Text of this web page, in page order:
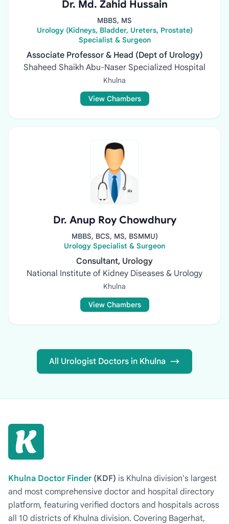
Dr. Md. Zahid Hussain
MBBS, MS
Urology (Kidneys, Bladder, Ureters, Prostate)
Specialist & Surgeon
Associate Professor & Head (Dept of Urology)
Shaheed Shaikh Abu-Naser Specialized Hospital
Khulna
View Chambers
Dr. Anup Roy Chowdhury
MBBS, BCS, MS, BSMMU)
Urology Specialist & Surgeon
Consultant, Urology
National Institute of Kidney Diseases & Urology
Khulna
View Chambers
All Urologist Doctors in Khulna
Khulna Doctor Finder (KDF) is Khulna division's largest
and most comprehensive doctor and hospital directory
platform, featuring verified doctors and hospitals across
all 10 districts of Khulna division. Covering Bagerhat,